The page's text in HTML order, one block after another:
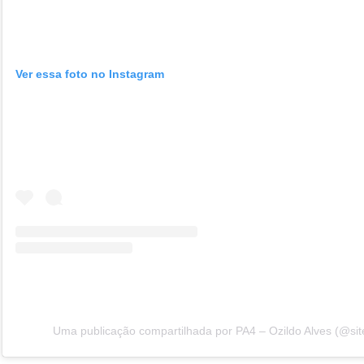
Ver essa foto no Instagram
Uma publicação compartilhada por PA4 – Ozildo Alves